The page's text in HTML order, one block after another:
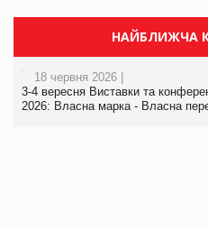
НАЙБЛИЖЧА
18 червня 2026 |
3-4 вересня Виставки та
2026: Власна марка - Власна